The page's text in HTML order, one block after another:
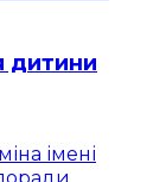
дитини